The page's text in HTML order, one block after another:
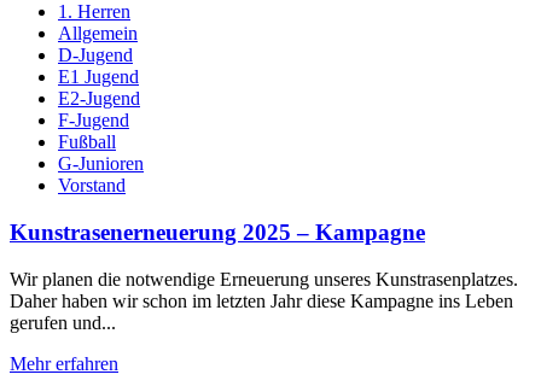
1. Herren
Allgemein
D-Jugend
E1 Jugend
E2-Jugend
F-Jugend
Fußball
G-Junioren
Vorstand
Kunstrasenerneuerung 2025 – Kampagne
Wir planen die notwendige Erneuerung unseres Kunstrasenplatzes.
Daher haben wir schon im letzten Jahr diese Kampagne ins Leben
gerufen und...
Mehr erfahren